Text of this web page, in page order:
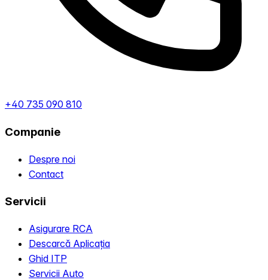
+40 735 090 810
Companie
Despre noi
Contact
Servicii
Asigurare RCA
Descarcă Aplicația
Ghid ITP
Servicii Auto